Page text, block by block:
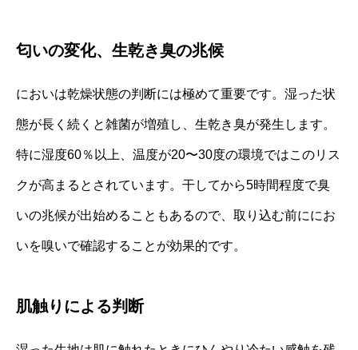
匂いの変化、生乾き臭の兆候
においは乾燥状態の判断には極めて重要です。湿った状
態が長く続くと雑菌が増殖し、生乾き臭が発生します。
特に湿度60％以上、温度が20〜30度の環境ではこのリス
クが高まるとされています。干してから5時間程度で臭
いの兆候が出始めることもあるので、取り込む前ににお
いを嗅いで確認することが効果的です。
肌触りによる判断